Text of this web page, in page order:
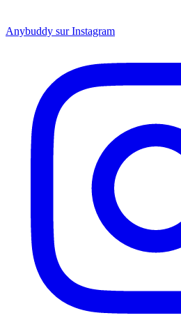
Anybuddy sur Instagram